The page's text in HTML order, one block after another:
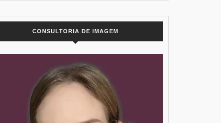
CONSULTORIA DE IMAGEM